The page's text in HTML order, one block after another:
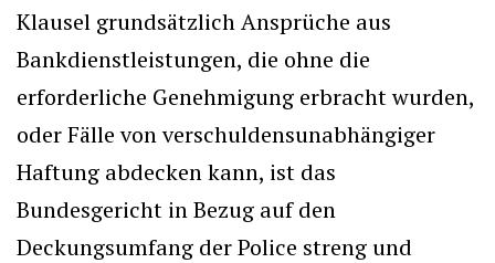
Klausel grundsätzlich Ansprüche aus
Bankdienstleistungen, die ohne die
erforderliche Genehmigung erbracht wurden,
oder Fälle von verschuldensunabhängiger
Haftung abdecken kann, ist das
Bundesgericht in Bezug auf den
Deckungsumfang der Police streng und